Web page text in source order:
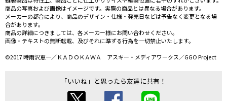
商品の写真および画像はイメージです。実際の商品とは異なる場合があります。
メーカーの都合により、商品のデザイン・仕様・発売日などは予告なく変更となる場
合があります。
商品の詳細につきましては、各メーカー様にお問い合わせください。
画像・テキストの無断転載、及びそれに準ずる行為を一切禁止いたします。
©2017 時雨沢恵一／ＫＡＤＯＫＡＷＡ アスキー・メディアワークス／GGO Project
「いいね」と思ったら友達に共有！